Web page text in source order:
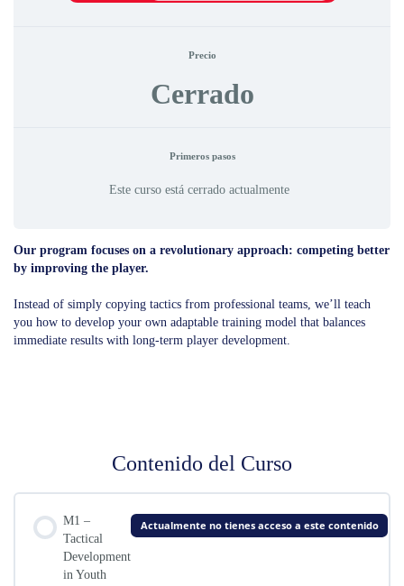
Precio
Cerrado
Primeros pasos
Este curso está cerrado actualmente
Our program focuses on a revolutionary approach: competing better
by improving the player.
Instead of simply copying tactics from professional teams, we’ll teach
you how to develop your own adaptable training model that balances
immediate results with long-term player development.
Contenido del Curso
M1 –
Tactical
Development
in Youth
Actualmente no tienes acceso a este contenido